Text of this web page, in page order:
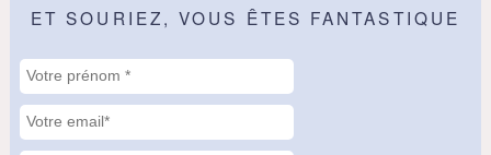
ET SOURIEZ, VOUS ÊTES FANTASTIQUE